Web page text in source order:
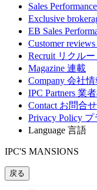
Sales Performance
Exclusive
EB Sales
Customer reviews
Recruit リクルー
Magazine 連載
Company 会社情
IPC Partners 業
Contact お問合せ
Privacy Policy プ
Language 言語
IPC'S MANSIONS
戻る